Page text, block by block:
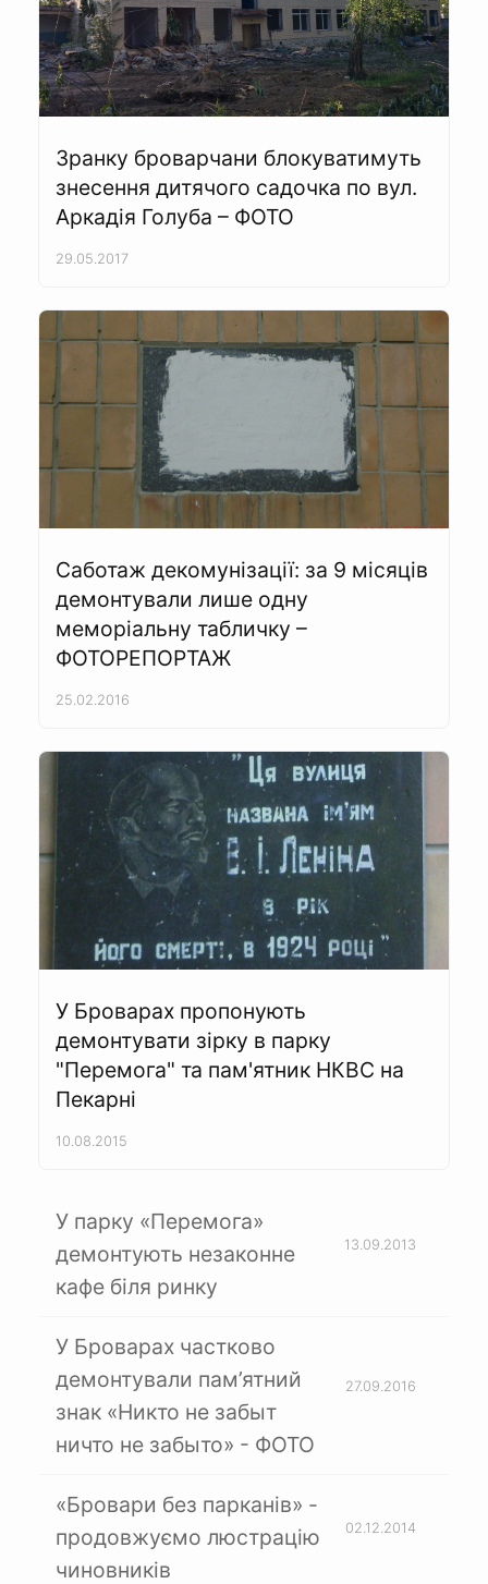
Зранку броварчани блокуватимуть
знесення дитячого садочка по вул.
Аркадія Голуба – ФОТО
29.05.2017
Саботаж декомунізації: за 9 місяців
демонтували лише одну
меморіальну табличку –
ФОТОРЕПОРТАЖ
25.02.2016
У Броварах пропонують
демонтувати зірку в парку
"Перемога" та пам'ятник НКВС на
Пекарні
10.08.2015
У парку «Перемога»
демонтують незаконне
кафе біля ринку
13.09.2013
У Броварах частково
демонтували пам’ятний
знак «Никто не забыт
ничто не забыто» - ФОТО
27.09.2016
«Бровари без парканів» -
продовжуємо люстрацію
чиновників
02.12.2014